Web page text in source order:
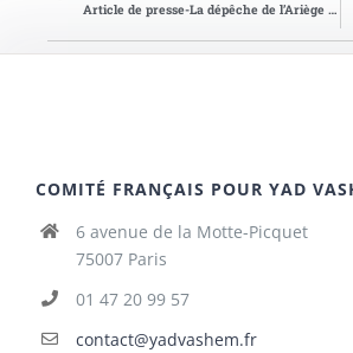
Article de presse-La dépêche de l’Ariège du 30/10/2005
COMITÉ FRANÇAIS POUR YAD
6 avenue de la Motte-Picquet
75007 Paris
01 47 20 99 57
contact@yadvashem.fr